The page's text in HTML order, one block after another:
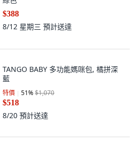
8/12 星期三
TANGO BABY 多功能媽咪包, 橘拼深
特價 51 %$1,070
$518
8/20 預計送達
ELFUNZ 帆布防水國民尿布包 Olldam